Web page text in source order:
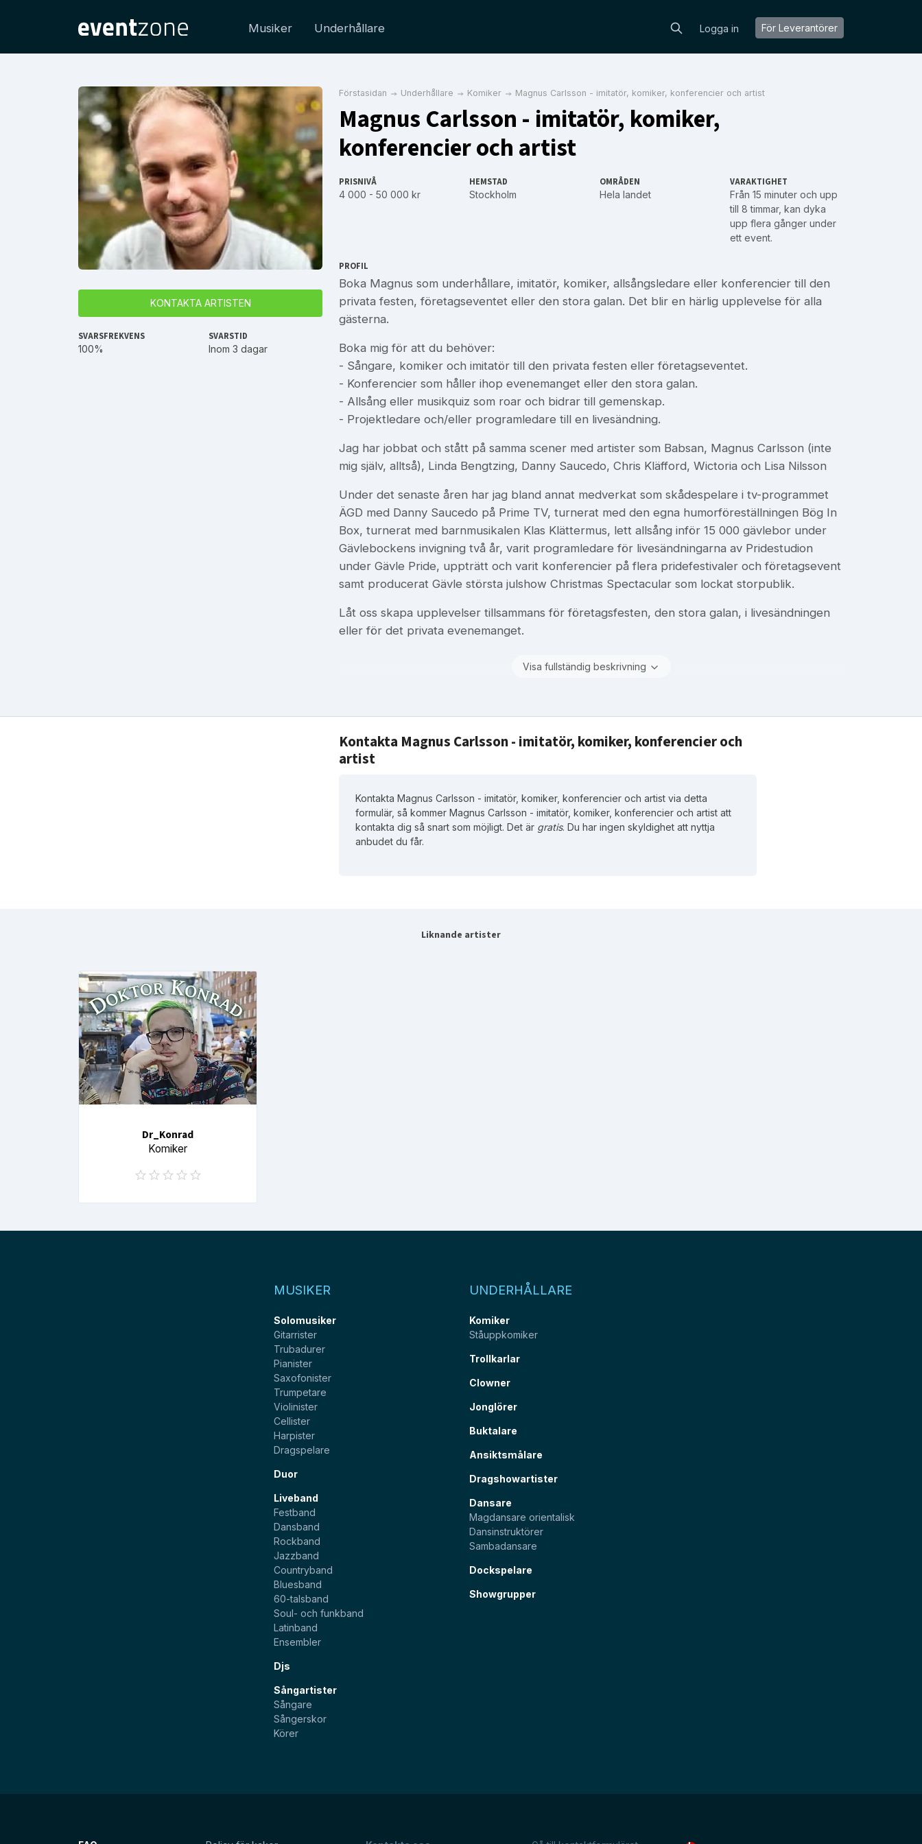
Musiker Underhållare Logga in För Leverantörer
KONTAKTA ARTISTEN
SVARSFREKVENS
100%
SVARSTID
Inom 3 dagar
Förstasidan Underhållare Komiker Magnus Carlsson - imitatör, komiker, konferencier och artist
Magnus Carlsson - imitatör, komiker,
konferencier och artist
PRISNIVÅ
4 000 - 50 000 kr
HEMSTAD
Stockholm
OMRÅDEN
Hela landet
VARAKTIGHET
Från 15 minuter och upp
till 8 timmar, kan dyka
upp flera gånger under
ett event.
PROFIL
Boka Magnus som underhållare, imitatör, komiker, allsångsledare eller konferencier till den
privata festen, företagseventet eller den stora galan. Det blir en härlig upplevelse för alla
gästerna.
Boka mig för att du behöver:
- Sångare, komiker och imitatör till den privata festen eller företagseventet.
- Konferencier som håller ihop evenemanget eller den stora galan.
- Allsång eller musikquiz som roar och bidrar till gemenskap.
- Projektledare och/eller programledare till en livesändning.
Jag har jobbat och stått på samma scener med artister som Babsan, Magnus Carlsson (inte
mig själv, alltså), Linda Bengtzing, Danny Saucedo, Chris Kläfford, Wictoria och Lisa Nilsson
Under det senaste åren har jag bland annat medverkat som skådespelare i tv-programmet
ÄGD med Danny Saucedo på Prime TV, turnerat med den egna humorföreställningen Bög In
Box, turnerat med barnmusikalen Klas Klättermus, lett allsång inför 15 000 gävlebor under
Gävlebockens invigning två år, varit programledare för livesändningarna av Pridestudion
under Gävle Pride, uppträtt och varit konferencier på flera pridefestivaler och företagsevent
samt producerat Gävle största julshow Christmas Spectacular som lockat storpublik.
Låt oss skapa upplevelser tillsammans för företagsfesten, den stora galan, i livesändningen
eller för det privata evenemanget.
Visa fullständig beskrivning
Kontakta Magnus Carlsson - imitatör, komiker, konferencier och
artist
Kontakta Magnus Carlsson - imitatör, komiker, konferencier och artist via detta
formulär, så kommer Magnus Carlsson - imitatör, komiker, konferencier och artist att
kontakta dig så snart som möjligt. Det är gratis. Du har ingen skyldighet att nyttja
anbudet du får.
Liknande artister
Dr_Konrad
Komiker
MUSIKER
Solomusiker
Gitarrister
Trubadurer
Pianister
Saxofonister
Trumpetare
Violinister
Cellister
Harpister
Dragspelare
Duor
Liveband
Festband
Dansband
Rockband
Jazzband
Countryband
Bluesband
60-talsband
Soul- och funkband
Latinband
Ensembler
Djs
Sångartister
Sångare
Sångerskor
Körer
UNDERHÅLLARE
Komiker
Ståuppkomiker
Trollkarlar
Clowner
Jonglörer
Buktalare
Ansiktsmålare
Dragshowartister
Dansare
Magdansare orientalisk
Dansinstruktörer
Sambadansare
Dockspelare
Showgrupper